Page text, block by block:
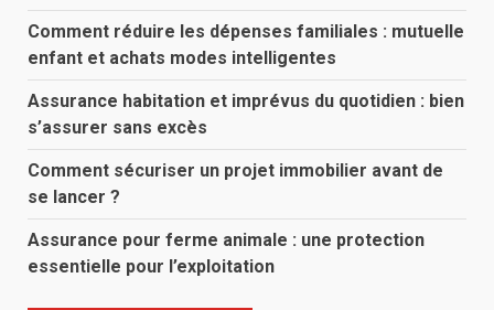
Comment réduire les dépenses familiales : mutuelle
enfant et achats modes intelligentes
Assurance habitation et imprévus du quotidien : bien
s’assurer sans excès
Comment sécuriser un projet immobilier avant de
se lancer ?
Assurance pour ferme animale : une protection
essentielle pour l’exploitation